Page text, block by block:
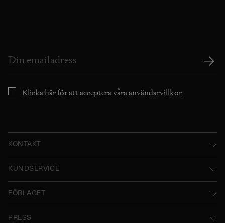
Klicka här för att acceptera våraanvändarvillkor
KONTAKT
P.O. Box 2052
Besöksadress: Tryckerigatan 4
KUNDSERVICE
Användarvillkor
FÖRLAGET
PRESS